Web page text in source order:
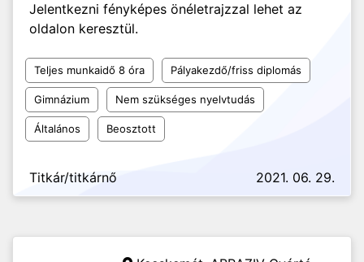
Jelentkezni fényképes önéletrajzzal lehet az
oldalon keresztül.
Teljes munkaidő 8 óra Pályakezdő/friss diplomás
Gimnázium Nem szükséges nyelvtudás
Általános Beosztott
Titkár/titkárnő 2021. 06. 29.